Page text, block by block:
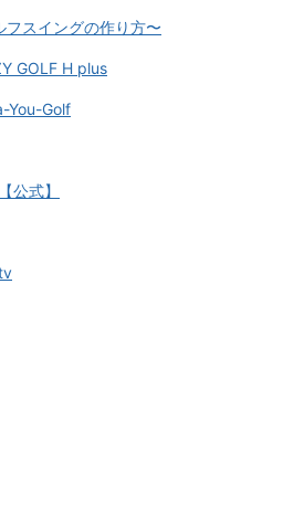
フスイングの作り方〜
GOLF H plus
You-Golf
公式】